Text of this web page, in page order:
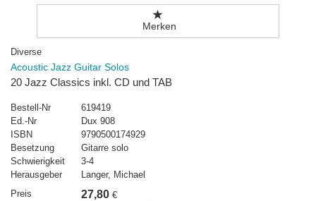
Merken
Diverse
Acoustic Jazz Guitar Solos
20 Jazz Classics inkl. CD und TAB
Bestell-Nr
619419
Ed.-Nr
Dux 908
ISBN
9790500174929
Besetzung
Gitarre solo
Schwierigkeit
3-4
Herausgeber
Langer, Michael
Preis
27,80 €